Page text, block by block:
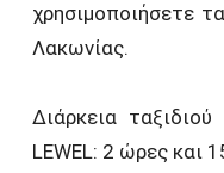
χρησιμοποιήσετε
Λακωνίας.
Διάρκεια
LEWEL: 2 ώρες